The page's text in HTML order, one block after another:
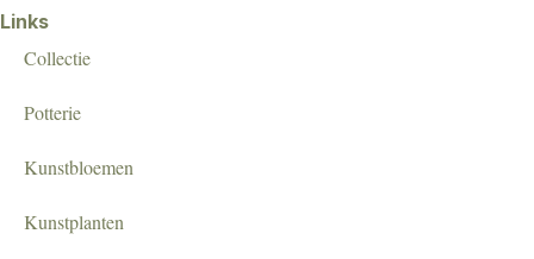
Links
Collectie
Potterie
Kunstbloemen
Kunstplanten